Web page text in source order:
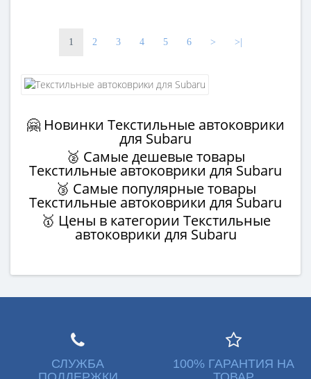
1 2 3 4 5 6 > >|
🤗 Новинки Текстильные автоковрики
для Subaru
🥈 Самые дешевые товары
Текстильные автоковрики для Subaru
🥉 Самые популярные товары
Текстильные автоковрики для Subaru
🥇 Цены в категории Текстильные
автоковрики для Subaru
СЛУЖБА
100% ГАРАНТИЯ НА